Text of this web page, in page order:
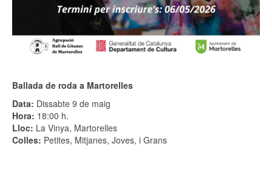
Ballada de roda a Martorelles
Data: Dissabte 9 de maig
Hora: 18:00 h.
Lloc: La Vinya, Martorelles
Colles: Petites, Mitjanes, Joves, i Grans